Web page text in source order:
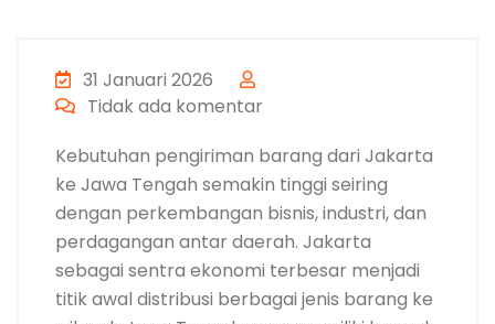
31 Januari 2026
Tidak ada komentar
Kebutuhan pengiriman barang dari Jakarta
ke Jawa Tengah semakin tinggi seiring
dengan perkembangan bisnis, industri, dan
perdagangan antar daerah. Jakarta
sebagai sentra ekonomi terbesar menjadi
titik awal distribusi berbagai jenis barang ke